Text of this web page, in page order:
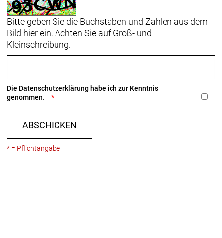
Bitte geben Sie die Buchstaben und Zahlen aus dem
Bild hier ein. Achten Sie auf Groß- und
Kleinschreibung.
Die Datenschutzerklärung habe ich zur Kenntnis
genommen.
ABSCHICKEN
* = Pflichtangabe